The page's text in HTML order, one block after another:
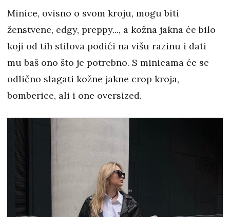
Minice, ovisno o svom kroju, mogu biti
ženstvene, edgy, preppy..., a kožna jakna će bilo
koji od tih stilova podići na višu razinu i dati
mu baš ono što je potrebno. S minicama će se
odlično slagati kožne jakne crop kroja,
bomberice, ali i one oversized.